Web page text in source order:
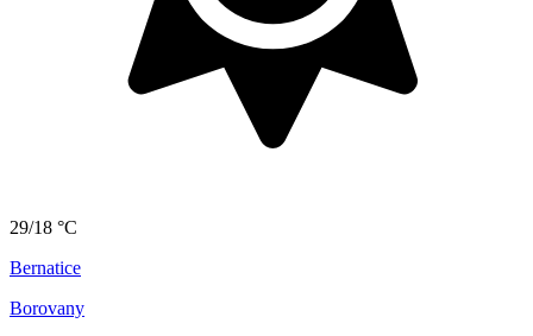
29/18 °C
Bernatice
Borovany